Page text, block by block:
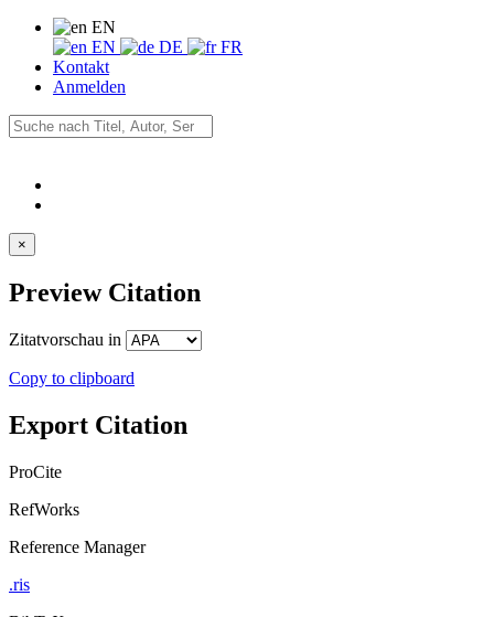
EN
EN
DE
FR
Kontakt
Anmelden
×
Preview Citation
Zitatvorschau in
Copy to clipboard
Export Citation
ProCite
RefWorks
Reference Manager
.ris